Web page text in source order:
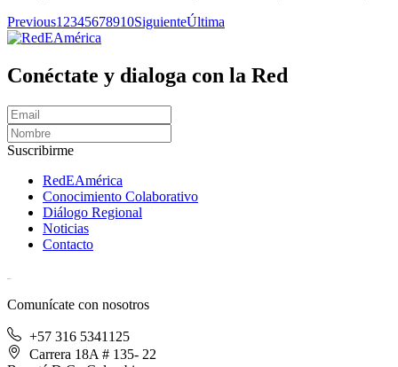
Previous1 2345678910SiguienteÚltima
Conéctate y dialoga con la Red
Suscribirme
RedEAmérica
Conocimiento Colaborativo
Diálogo Regional
Noticias
Contacto
Comunícate con nosotros
+57 316 5341125
Carrera 18A # 135- 22